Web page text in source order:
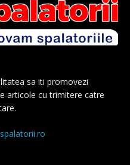
sa iti promovezi
articole cu trimitere catre